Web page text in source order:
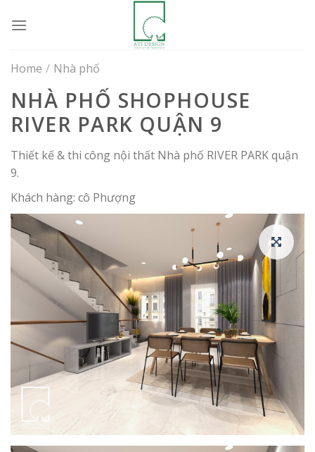
Home / Nhà phố
NHÀ PHỐ SHOPHOUSE
RIVER PARK QUẬN 9
Thiết kế & thi công nội thất Nhà phố RIVER PARK quận
9.
Khách hàng: cô Phượng